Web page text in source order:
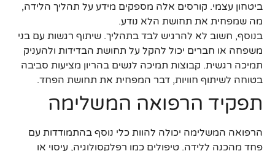
ביטחון עצמי. קורסים אלה מספקים מידע על תהליך הלידה,
מה שמפחית את תחושת הלא נודע.
בנוסף, חשוב לא להרגיש לבד בתהליך. שיתוף רגשות עם בני
משפחה או חברים יכול להקל על תחושת הבדידות ולהעניק
תמיכה רגשית. קבוצות תמיכה לנשים בהריון מציעות סביבה
בטוחה לשיתוף חוויות, דבר המפחית את תחושת הפחד.
תפקיד הרפואה המשלימה
הרפואה המשלימה יכולה להוות כלי נוסף בהתמודדות עם
פחד מהכנה ללידה. טיפולים כמו רפלקסולוגיה, עיסוי או